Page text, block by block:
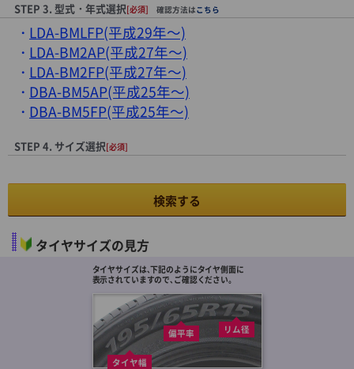
STEP 3. 型式・年式選択[必須] 確認方法はこちら
LDA-BMLFP(平成29年～)
LDA-BM2AP(平成27年～)
LDA-BM2FP(平成27年～)
DBA-BM5AP(平成25年～)
DBA-BM5FP(平成25年～)
STEP 4. サイズ選択[必須]
検索する
タイヤサイズの見方
タイヤサイズは､下記のようにタイヤ側面に
表示されていますので､ご確認ください。
タイヤ幅
偏平率 リム径